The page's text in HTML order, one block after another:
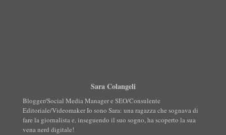
Sara Colangeli
Blogger/Social Media Manager e SEO/Consulente
Editoriale/Videomaker Io sono Sara: una ragazza che sognava di
fare la giornalista e, inseguendo il suo sogno, ha scoperto la sua
vena nerd digitale!